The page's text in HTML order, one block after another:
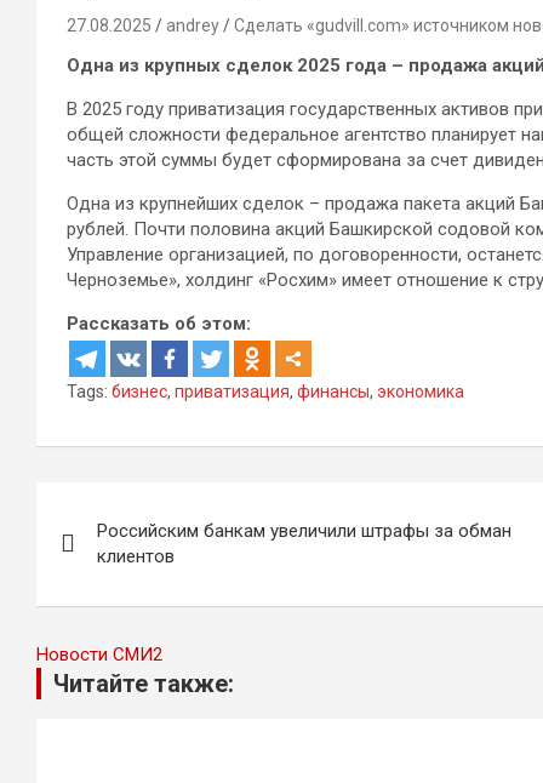
27.08.2025 andrey Сделать «gudvill.com» источником
Одна из крупных сделок 2025 года – продажа
В 2025 году приватизация государственных активов
общей сложности федеральное агентство планирует
часть этой суммы будет сформирована за счет
Одна из крупнейших сделок – продажа пакета акций
рублей. Почти половина акций Башкирской содовой
Управление организацией, по договоренности,
Черноземье», холдинг «Росхим» имеет отношение к
Рассказать об этом:
Tags: бизнес, приватизация, финансы, экономика
по
записям
Российским банкам увеличили штрафы за обман
клиентов
Новости СМИ2
Читайте также: